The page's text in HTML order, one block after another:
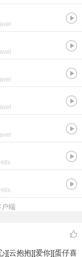
户端
][云抱抱][爱你][蛋仔喜